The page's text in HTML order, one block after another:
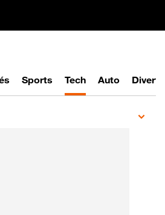
d'articles de la catégorie
Sports Tech Auto